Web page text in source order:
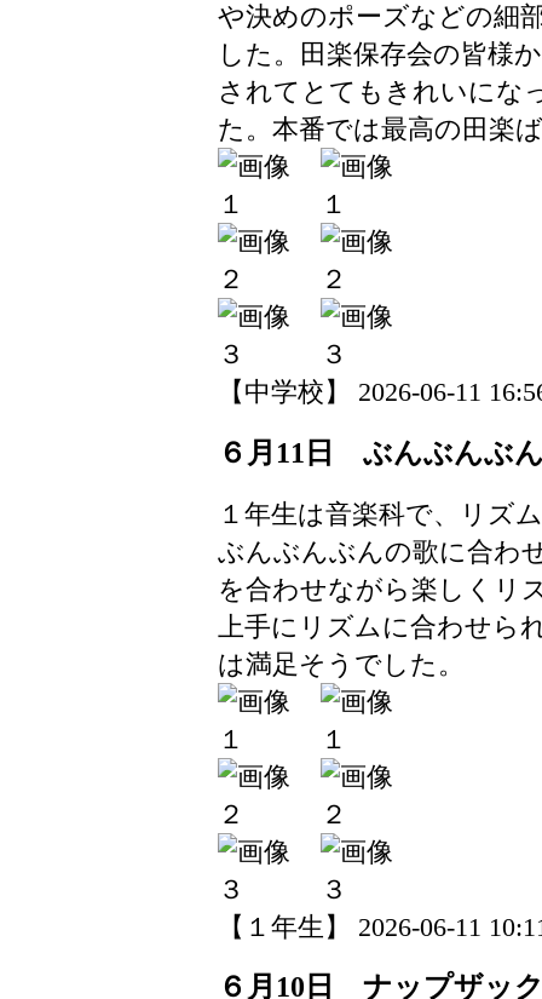
や決めのポーズなどの細
した。田楽保存会の皆様
されてとてもきれいにな
た。本番では最高の田楽
【中学校】 2026-06-11
６月11日 ぶんぶんぶ
１年生は音楽科で、リズ
ぶんぶんぶんの歌に合わ
を合わせながら楽しくリ
上手にリズムに合わせら
は満足そうでした。
【１年生】 2026-06-11
６月10日 ナップザッ